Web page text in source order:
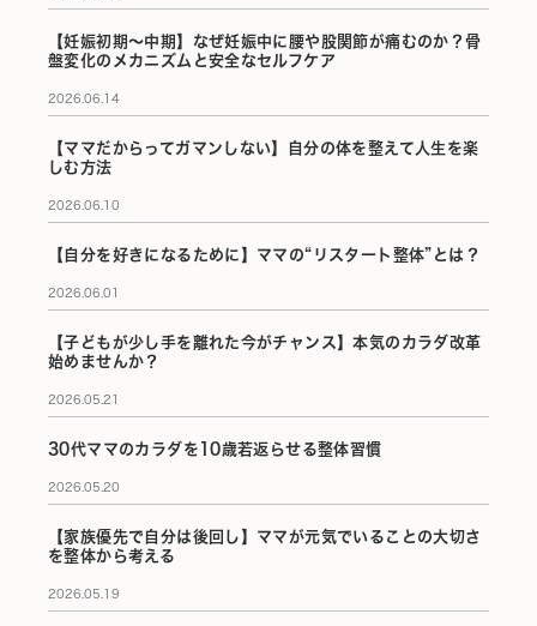
【妊娠初期〜中期】なぜ妊娠中に腰や股関節が痛むのか？骨
盤変化のメカニズムと安全なセルフケア
2026.06.14
【ママだからってガマンしない】自分の体を整えて人生を楽
しむ方法
2026.06.10
【自分を好きになるために】ママの“リスタート整体”とは？
2026.06.01
【子どもが少し手を離れた今がチャンス】本気のカラダ改革
始めませんか？
2026.05.21
30代ママのカラダを10歳若返らせる整体習慣
2026.05.20
【家族優先で自分は後回し】ママが元気でいることの大切さ
を整体から考える
2026.05.19